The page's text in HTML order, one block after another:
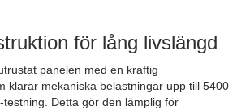
för lång livslängd
panelen med en kraftig
klarar mekaniska belastningar upp till 5400
testning. Detta gör den lämplig för